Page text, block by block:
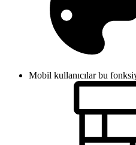
Mobil kullanıcılar bu